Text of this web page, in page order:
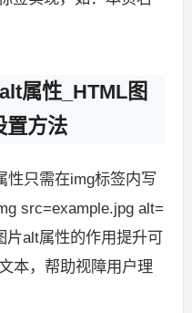
属性_HTML图
置方法
性只需在img标签内写
src=example.jpg alt=
片alt属性的作用提升可
本，帮助视障用户理